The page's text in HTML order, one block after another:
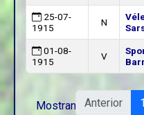
25-07-
1915
N
01-08-
1915
V
Mostrando 1 a 25 de
Anterior 1